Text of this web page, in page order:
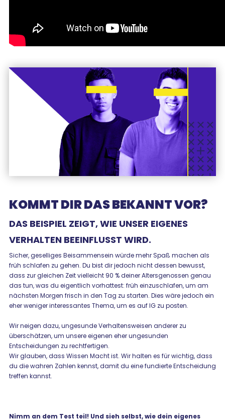
KOMMT DIR DAS BEKANNT VOR?
DAS BEISPIEL ZEIGT, WIE UNSER EIGENES
VERHALTEN BEEINFLUSST WIRD.
Sicher, geselliges Beisammensein würde mehr Spaß machen als
früh schlafen zu gehen. Du bist dir jedoch nicht dessen bewusst,
dass zur gleichen Zeit vielleicht 90 % deiner Altersgenossen genau
das tun, was du eigentlich vorhattest: früh einzuschlafen, um am
nächsten Morgen frisch in den Tag zu starten. Dies wäre jedoch ein
eher weniger interessantes Thema, um es auf IG zu posten.
Wir neigen dazu, ungesunde Verhaltensweisen anderer zu
überschätzen, um unsere eigenen eher ungesunden
Entscheidungen zu rechtfertigen.
Wir glauben, dass Wissen Macht ist. Wir halten es für wichtig, dass
du die wahren Zahlen kennst, damit du eine fundierte Entscheidung
treffen kannst.
Nimm an dem Test teil! Und sieh selbst, wie dein eigenes